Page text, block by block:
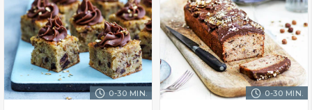
0-30 MIN. 0-30 MIN.